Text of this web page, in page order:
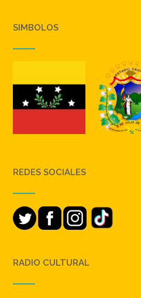
SIMBOLOS
REDES SOCIALES
RADIO CULTURAL